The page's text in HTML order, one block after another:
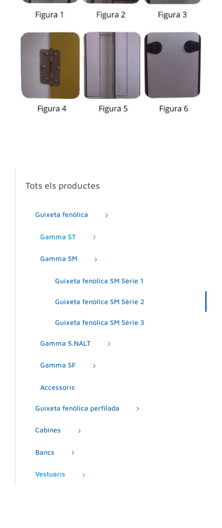
Tots els productes
Guixeta fenòlica
Gamma ST
Gamma SM
Guixeta fenòlica SM Sèrie 1
Guixeta fenòlica SM Sèrie 2
Guixeta fenòlica SM Sèrie 3
Gamma S.NALT
Gamma SF
Accessoris
Guixeta fenòlica perfilada
Cabines
Bancs
Vestuaris